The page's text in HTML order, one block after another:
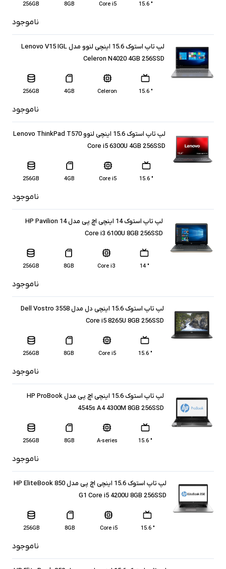
" 15.6
Core i5
8GB
256GB
ناموجود
لپ تاپ استوک 15.6 اینچی لنوو مدل Lenovo V15 IGL
Celeron N4020 4GB 256SSD
" 15.6
Celeron
4GB
256GB
ناموجود
لپ تاپ استوک 15.6 اینچی لنوو Lenovo ThinkPad T570
Core i5 6300U 4GB 256SSD
" 15.6
Core i5
4GB
256GB
ناموجود
لپ تاپ استوک 14 اینچی اچ پی مدل HP Pavilion 14
Core i3 6100U 8GB 256SSD
" 14
Core i3
8GB
256GB
ناموجود
لپ تاپ استوک 15.6 اینچی دل مدل Dell Vostro 3558
Core i5 8265U 8GB 256SSD
" 15.6
Core i5
8GB
256GB
ناموجود
لپ تاپ استوک 15.6 اینچی اچ پی مدل HP ProBook
4545s A4 4300M 8GB 256SSD
" 15.6
A-series
8GB
256GB
ناموجود
لپ تاپ استوک 15.6 اینچی اچ پی مدل HP EliteBook 850
G1 Core i5 4200U 8GB 256SSD
" 15.6
Core i5
8GB
256GB
ناموجود